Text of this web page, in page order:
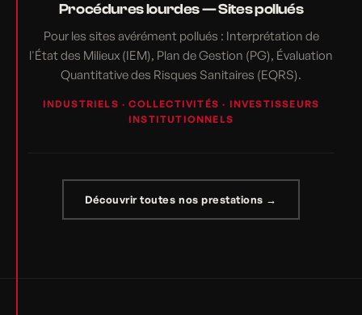
Procédures lourdes — Sites pollués
Pour les sites avérément pollués : Interprétation de
l'État des Milieux (IEM), Plan de Gestion (PG), Évaluation
Quantitative des Risques Sanitaires (EQRS).
INDUSTRIELS · COLLECTIVITÉS · INVESTISSEURS
INSTITUTIONNELS
Découvrir toutes nos prestations →